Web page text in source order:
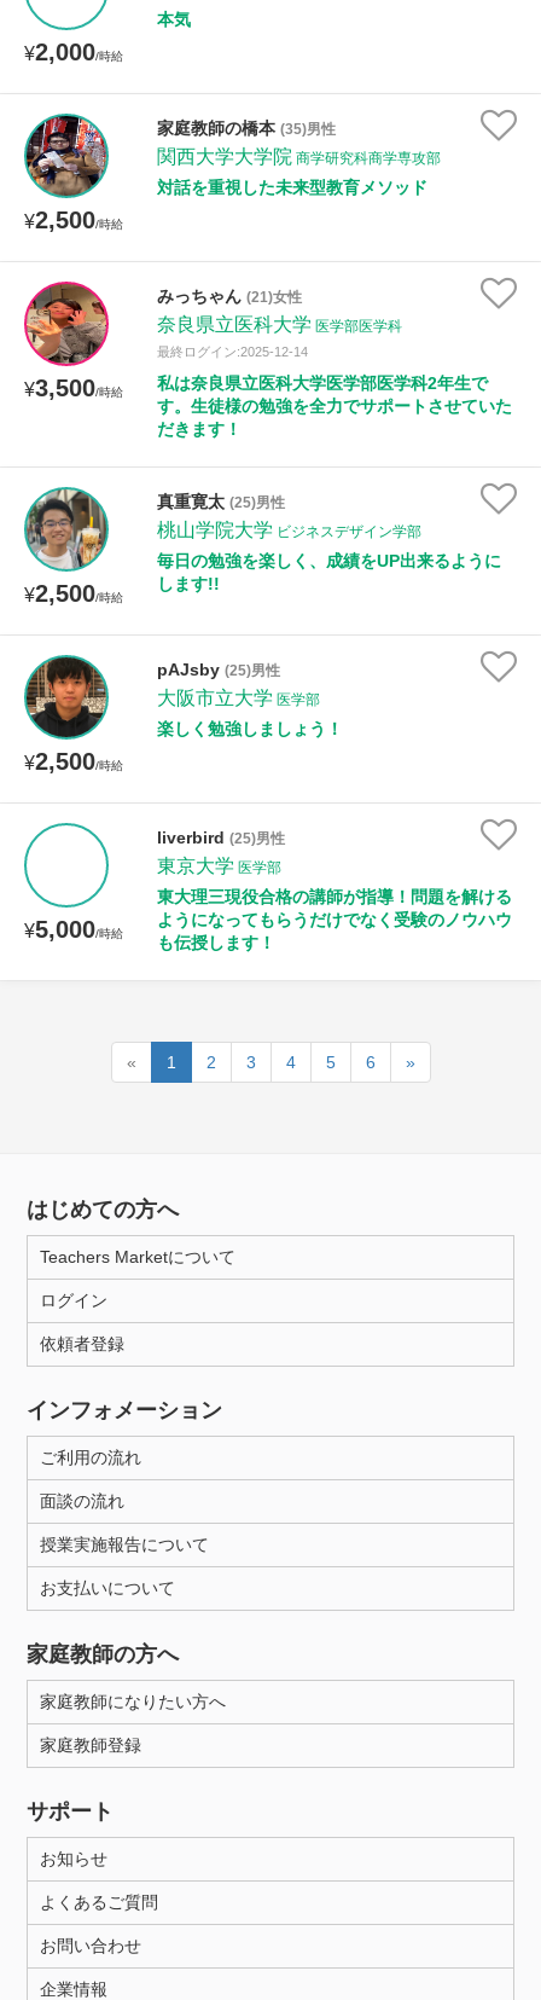
¥2,000/時給
本気
¥2,500/時給
家庭教師の橋本 (35)男性
関西大学大学院 商学研究科商学専攻部
対話を重視した未来型教育メソッド
¥3,500/時給
みっちゃん (21)女性
奈良県立医科大学 医学部医学科
最終ログイン:2025-12-14
私は奈良県立医科大学医学部医学科2年生で
す。生徒様の勉強を全力でサポートさせていた
だきます！
¥2,500/時給
真重寛太 (25)男性
桃山学院大学 ビジネスデザイン学部
毎日の勉強を楽しく、成績をUP出来るように
します!!
¥2,500/時給
pAJsby (25)男性
大阪市立大学 医学部
楽しく勉強しましょう！
¥5,000/時給
liverbird (25)男性
東京大学 医学部
東大理三現役合格の講師が指導！問題を解ける
ようになってもらうだけでなく受験のノウハウ
も伝授します！
« 1 2 3 4 5 6 »
はじめての方へ
Teachers Marketについて
ログイン
依頼者登録
インフォメーション
ご利用の流れ
面談の流れ
授業実施報告について
お支払いについて
家庭教師の方へ
家庭教師になりたい方へ
家庭教師登録
サポート
お知らせ
よくあるご質問
お問い合わせ
企業情報